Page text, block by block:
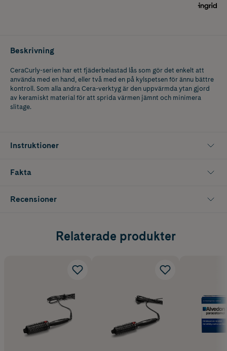
Beskrivning
CeraCurly-serien har ett fjäderbelastad lås som gör det enkelt att
använda med en hand, eller två med en på kylspetsen för ännu bättre
kontroll. Som alla andra Cera-verktyg är den uppvärmda ytan gjord
av keramiskt material för att sprida värmen jämnt och minimera
slitage.
Instruktioner
Fakta
Recensioner
Relaterade produkter